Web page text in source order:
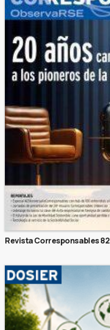
Revista Corresponsables 82